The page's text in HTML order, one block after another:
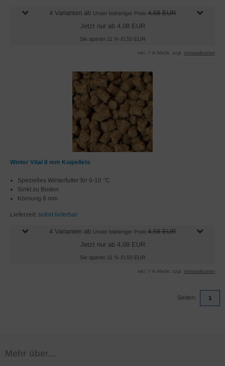
4 Varianten ab Unser bisheriger Preis 4,58 EUR
Jetzt nur ab 4,08 EUR
Sie sparen 11 % /0,50 EUR
inkl. 7 % MwSt. zzgl. Versandkosten
Winter Vital 8 mm Koipellets
Spezielles Winterfutter für 6-10 °C
Sinkt zu Boden
Körnung 8 mm
Lieferzeit: sofort lieferbar
4 Varianten ab Unser bisheriger Preis 4,58 EUR
Jetzt nur ab 4,08 EUR
Sie sparen 11 % /0,50 EUR
inkl. 7 % MwSt. zzgl. Versandkosten
Seiten: 1
Mehr über...